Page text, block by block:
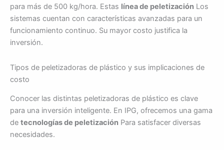
para más de 500 kg/hora. Estas línea de peletización Los
sistemas cuentan con características avanzadas para un
funcionamiento continuo. Su mayor costo justifica la
inversión.
Tipos de peletizadoras de plástico y sus implicaciones de
costo
Conocer las distintas peletizadoras de plástico es clave
para una inversión inteligente. En IPG, ofrecemos una gama
de tecnologías de peletización Para satisfacer diversas
necesidades.